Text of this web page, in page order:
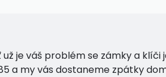
je váš problém se zámky a klíči
a my vás dostaneme zpátky